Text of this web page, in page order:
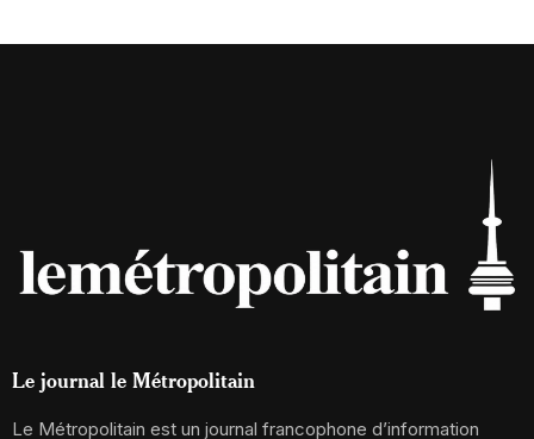
Le journal le Métropolitain
Le Métropolitain est un journal francophone d’information